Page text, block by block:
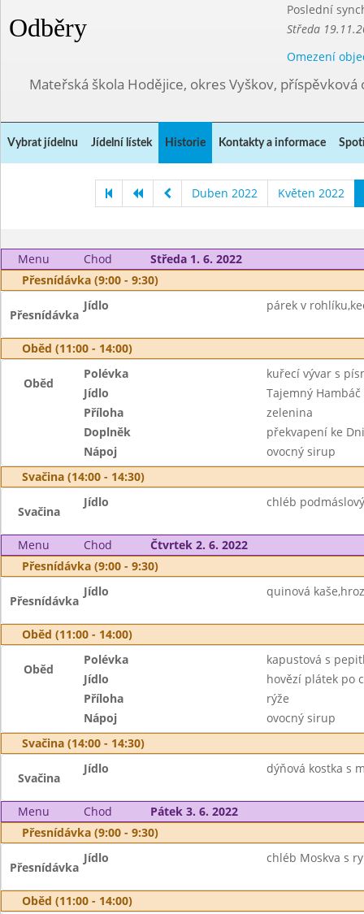
Odběry
Poslední
Středa
Omezení
Mateřská škola Hodějice, okres Vyškov, příspěvková
Vybrat jídelnu Jídelní lístek Historie Kontakty a informace
Duben 2022 Květen 2022
Menu Chod
Středa 1. 6. 2022
Přesnídávka (9:00 - 9:30)
Přesnídávka
Jídlo párek v
Oběd (11:00 - 14:00)
Oběd
Polévka
kuřecí vývar s
Jídlo
Tajemný Hambáč
Příloha
zelenina
Doplněk
překvapení ke
Nápoj
ovocný sirup
Svačina (14:00 - 14:30)
Svačina
Jídlo chléb
Menu Chod
Čtvrtek 2. 6. 2022
Přesnídávka (9:00 - 9:30)
Přesnídávka
Jídlo quinová
Oběd (11:00 - 14:00)
Oběd
Polévka
kapustová s
Jídlo
hovězí plátek po
Příloha
rýže
Nápoj
ovocný sirup
Svačina (14:00 - 14:30)
Svačina
Jídlo dýňová kostka s
Menu Chod
Pátek 3. 6. 2022
Přesnídávka (9:00 - 9:30)
Přesnídávka
Jídlo chléb Moskva s
Oběd (11:00 - 14:00)